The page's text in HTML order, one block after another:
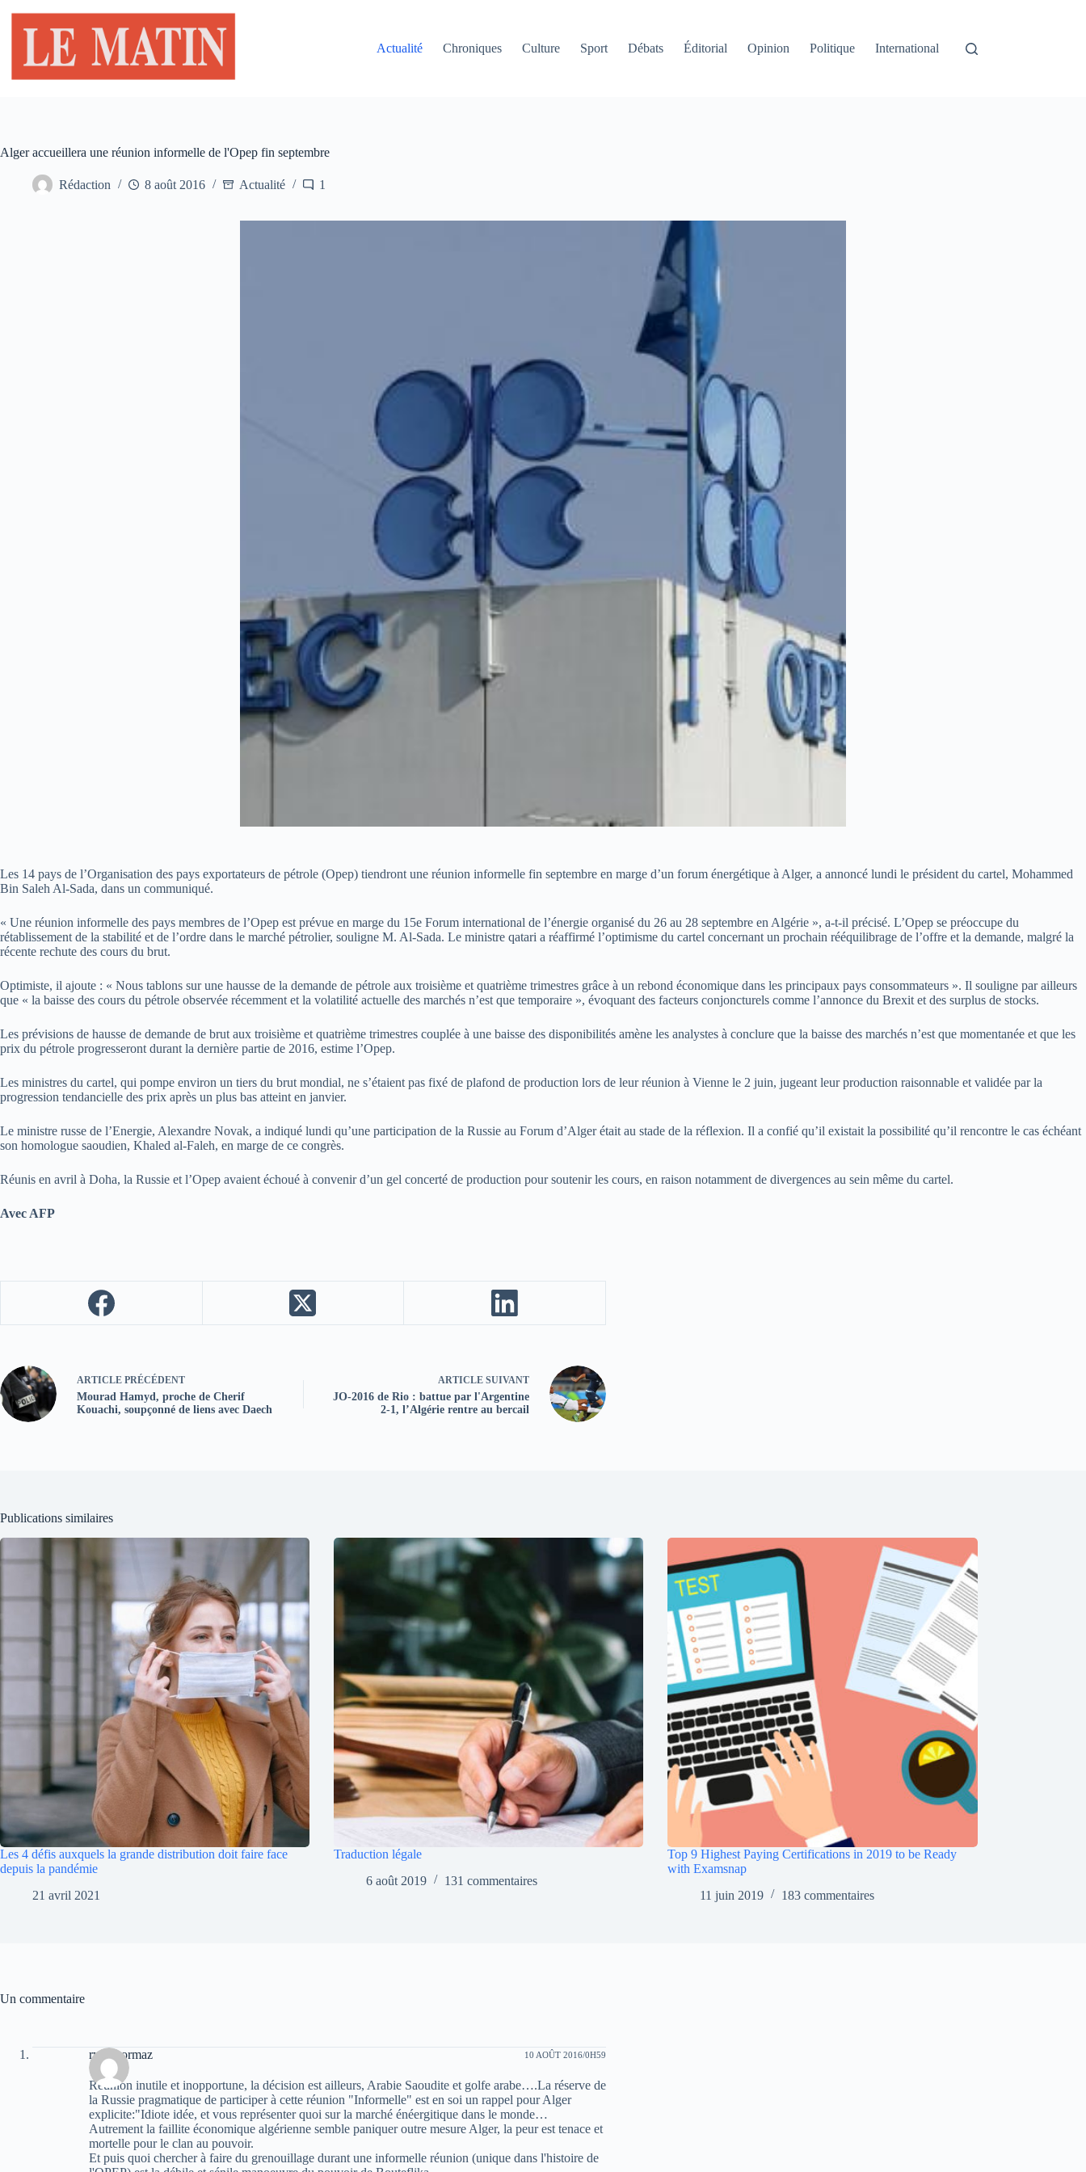
contenu
Actualité
Chroniques Culture Sport Débats Éditorial Opinion Politique International
Alger accueillera une réunion informelle de l'Opep fin septembre
Rédaction 8 août 2016 Actualité 1
Les 14 pays de l’Organisation des pays exportateurs de pétrole (Opep) tiendront une réunion informelle fin septembre en marge d’un forum énergétique à Alger, a annoncé lundi le président du cartel, Mohammed
Bin Saleh Al-Sada, dans un communiqué.
« Une réunion informelle des pays membres de l’Opep est prévue en marge du 15e Forum international de l’énergie organisé du 26 au 28 septembre en Algérie », a-t-il précisé. L’Opep se préoccupe du
rétablissement de la stabilité et de l’ordre dans le marché pétrolier, souligne M. Al-Sada. Le ministre qatari a réaffirmé l’optimisme du cartel concernant un prochain rééquilibrage de l’offre et la demande, malgré la
récente rechute des cours du brut.
Optimiste, il ajoute : « Nous tablons sur une hausse de la demande de pétrole aux troisième et quatrième trimestres grâce à un rebond économique dans les principaux pays consommateurs ». Il souligne par ailleurs
que « la baisse des cours du pétrole observée récemment et la volatilité actuelle des marchés n’est que temporaire », évoquant des facteurs conjoncturels comme l’annonce du Brexit et des surplus de stocks.
Les prévisions de hausse de demande de brut aux troisième et quatrième trimestres couplée à une baisse des disponibilités amène les analystes à conclure que la baisse des marchés n’est que momentanée et que les
prix du pétrole progresseront durant la dernière partie de 2016, estime l’Opep.
Les ministres du cartel, qui pompe environ un tiers du brut mondial, ne s’étaient pas fixé de plafond de production lors de leur réunion à Vienne le 2 juin, jugeant leur production raisonnable et validée par la
progression tendancielle des prix après un plus bas atteint en janvier.
Le ministre russe de l’Energie, Alexandre Novak, a indiqué lundi qu’une participation de la Russie au Forum d’Alger était au stade de la réflexion. Il a confié qu’il existait la possibilité qu’il rencontre le cas échéant
son homologue saoudien, Khaled al-Faleh, en marge de ce congrès.
Réunis en avril à Doha, la Russie et l’Opep avaient échoué à convenir d’un gel concerté de production pour soutenir les cours, en raison notamment de divergences au sein même du cartel.
Avec AFP
ARTICLE PRÉCÉDENT
Mourad Hamyd, proche de Cherif
Kouachi, soupçonné de liens avec Daech
ARTICLE SUIVANT
JO-2016 de Rio : battue par l'Argentine
2-1, l’Algérie rentre au bercail
Publications similaires
Les 4 défis auxquels la grande distribution doit faire face
depuis la pandémie
21 avril 2021
Traduction légale
6 août 2019
131 commentaires
Top 9 Highest Paying Certifications in 2019 to be Ready
with Examsnap
11 juin 2019
183 commentaires
Un commentaire
ryan gormaz 10 AOÛT 2016/0H59
Réunion inutile et inopportune, la décision est ailleurs, Arabie Saoudite et golfe arabe….La réserve de
la Russie pragmatique de participer à cette réunion "Informelle" est en soi un rappel pour Alger
explicite:"Idiote idée, et vous représenter quoi sur la marché énéergitique dans le monde…
Autrement la faillite économique algérienne semble paniquer outre mesure Alger, la peur est tenace et
mortelle pour le clan au pouvoir.
Et puis quoi chercher à faire du grenouillage durant une informelle réunion (unique dans l'histoire de